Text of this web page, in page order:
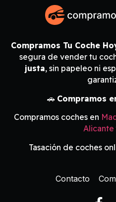
Compramos Tu Coche
segura de vender tu
justa, sin papeleo ni
🚗 Compramos
Compramos coches en
Alicante
Tasación de coches
Contacto